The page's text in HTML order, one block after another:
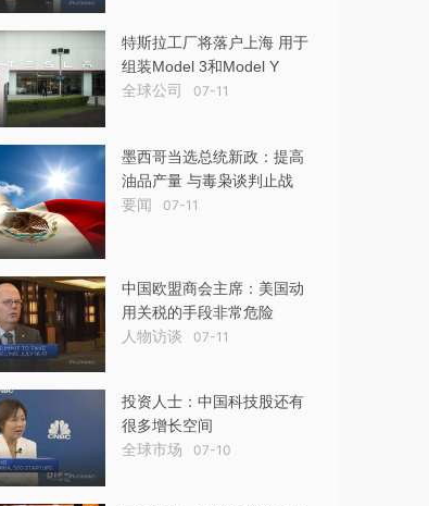
特斯拉工厂将落户上海 用于
组装Model 3和Model Y
全球公司 07-11
墨西哥当选总统新政：提高
油品产量 与毒枭谈判止战
要闻 07-11
中国欧盟商会主席：美国动
用关税的手段非常危险
人物访谈 07-11
投资人士：中国科技股还有
很多增长空间
全球市场 07-10